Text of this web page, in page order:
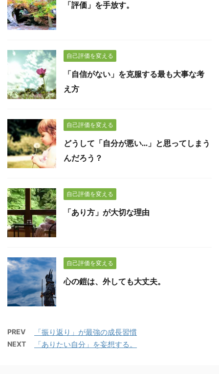
「評価」を手放す。
自己評価を変える
「自信がない」を克服する最も大事な考
え方
自己評価を変える
どうして「自分が悪い...」と思ってしまう
んだろう？
自己評価を変える
「あり方」が大切な理由
自己評価を変える
心の鎧は、外しても大丈夫。
PREV 「振り返り」が最強の成長習慣
NEXT 「ありたい自分」を妄想する。